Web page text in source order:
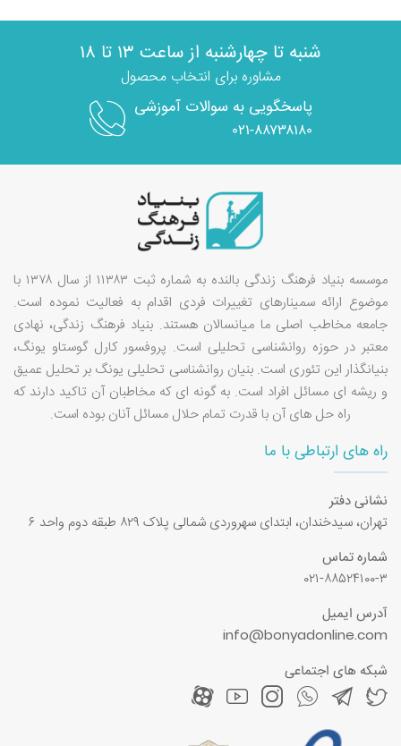
شنبه تا چهارشنبه از ساعت ۱۳ تا ۱۸
مشاوره برای انتخاب محصول
پاسخگویی به سوالات آموزشی
۰۲۱-۸۸۷۳۸۱۸۰
موسسه بنیاد فرهنگ زندگی بالنده به شماره ثبت ۱۱۳۸۳ از سال ۱۳۷۸ با
موضوع ارائه سمینارهای تغییرات فردی اقدام به فعالیت نموده است.
جامعه مخاطب اصلی ما میانسالان هستند. بنیاد فرهنگ زندگی، نهادی
معتبر در حوزه روانشناسی تحلیلی است. پروفسور کارل گوستاو یونگ،
بنیانگذار این تئوری است. بنیان روانشناسی تحلیلی یونگ بر تحلیل عمیق
و ریشه ای مسائل افراد است. به گونه ای که مخاطبان آن تاکید دارند که
راه حل های آن با قدرت تمام حلال مسائل آنان بوده است.
راه های ارتباطی با ما
نشانی دفتر
تهران، سیدخندان، ابتدای سهروردی شمالی پلاک ۸۲۹ طبقه دوم واحد ۶
شماره تماس
۰۲۱-۸۸۵۲۴۱۰۰-۳
آدرس ایمیل
info@bonyadonline.com
شبکه های اجتماعی